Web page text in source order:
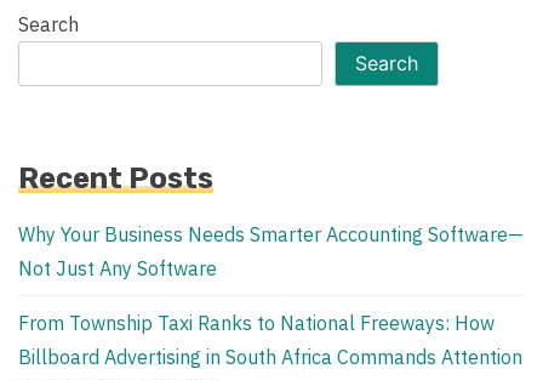
Search
Search
Recent Posts
Why Your Business Needs Smarter Accounting Software—
Not Just Any Software
From Township Taxi Ranks to National Freeways: How
Billboard Advertising in South Africa Commands Attention